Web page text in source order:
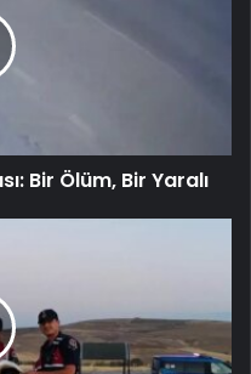
Bir Ölüm, Bir Yaralı